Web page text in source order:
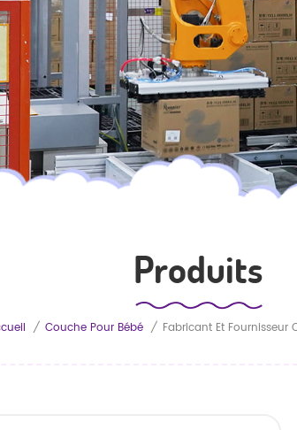
Produits
/ Couche Pour Bébé /